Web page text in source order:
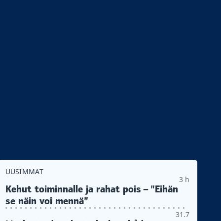
UUSIMMAT
3 h
Kehut toiminnalle ja rahat pois – ”Eihän
se näin voi mennä”
31.7